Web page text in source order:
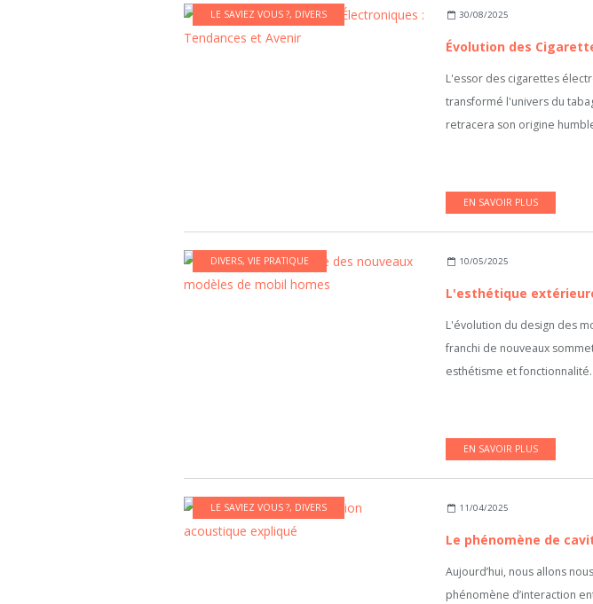
LE SAVIEZ VOUS ?, DIVERS 30/08/2025
L'essor des cigarettes
transformé l'univers du
retracera son origine
EN SAVOIR PLUS
DIVERS, VIE PRATIQUE 10/05/2025
L'évolution du design des
franchi de nouveaux
esthétisme et fonctionnalité.
EN SAVOIR PLUS
LE SAVIEZ VOUS ?, DIVERS 11/04/2025
Aujourd’hui, nous allons
phénomène d’interaction